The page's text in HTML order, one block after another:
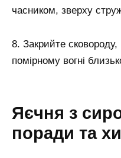
часником, зверху
8. Закрийте сковороду,
помірному вогні
Яєчня з
поради та